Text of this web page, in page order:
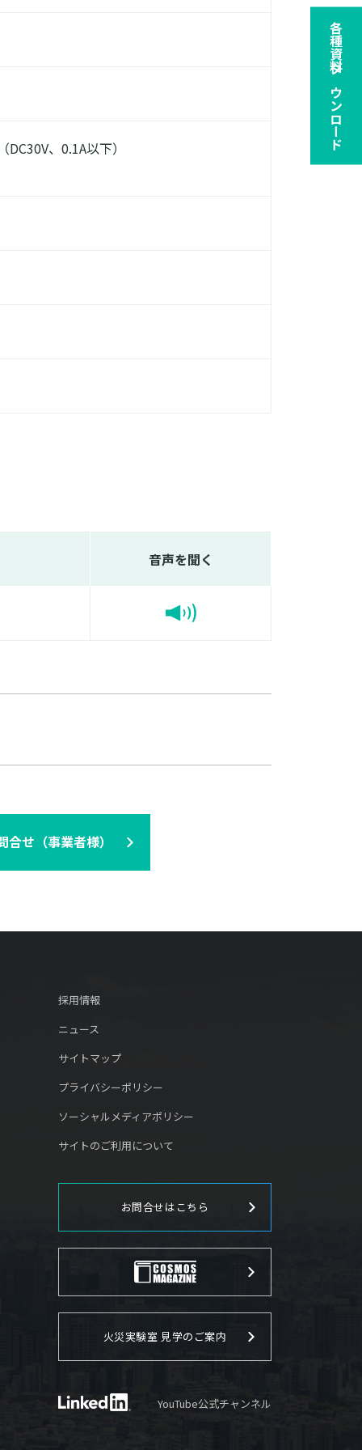
、0.1A以下）
音声を聞く
せ（事業者様）
採用情報
ニュース
サイトマップ
プライバシーポリシー
ソーシャルメディアポリシー
サイトのご利用について
お問合せはこちら
火災実験室 見学のご案内
YouTube公式チャンネル
各種資料ダウンロード